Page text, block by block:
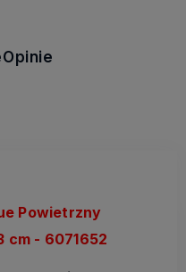
Opinie
Powietrzny
cm - 6071652